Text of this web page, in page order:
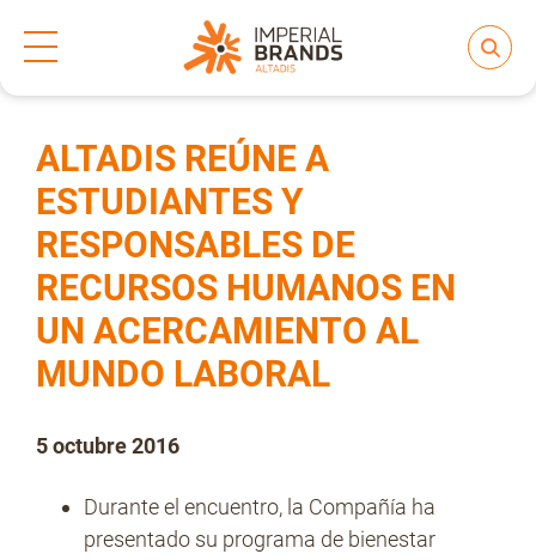
Nuestras Marcas
Compromiso
Regulación
People and Culture
Inicio Notas de prensa
ALTADIS REÚNE A
ESTUDIANTES Y
RESPONSABLES DE
RECURSOS HUMANOS EN
UN ACERCAMIENTO AL
MUNDO LABORAL
5 octubre 2016
Durante el encuentro, la Compañía ha
presentado su programa de bienestar